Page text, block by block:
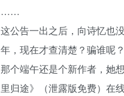
……
这公告一出之后，向诗忆也
年，现在才查清楚？骗谁呢？
那个端午还是个新作者，她
里归途》（泄露版免费）在